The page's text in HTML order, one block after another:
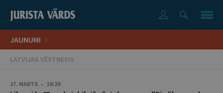
JAUNUMI
LATVIJAS VĒSTNESIS
27. MARTS • 10:29